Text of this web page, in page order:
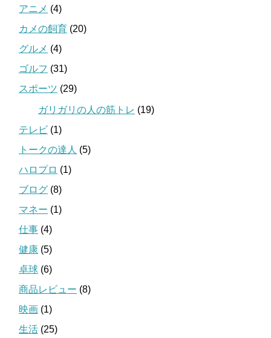
アニメ (4)
カメの飼育 (20)
グルメ (4)
ゴルフ (31)
スポーツ (29)
ガリガリの人の筋トレ (19)
テレビ (1)
トークの達人 (5)
ハロプロ (1)
ブログ (8)
マネー (1)
仕事 (4)
健康 (5)
卓球 (6)
商品レビュー (8)
映画 (1)
生活 (25)